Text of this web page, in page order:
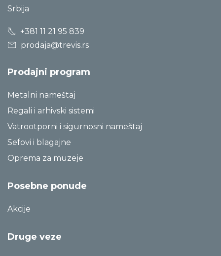
Srbija
+381 11 21 95 839
prodaja@trevis.rs
Prodajni program
Metalni nameštaj
Regali i arhivski sistemi
Vatrootporni i sigurnosni nameštaj
Sefovi i blagajne
Oprema za muzeje
Posebne ponude
Akcije
Druge veze